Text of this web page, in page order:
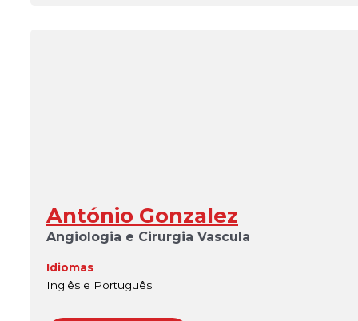
António Gonzalez
Angiologia e Cirurgia Vascula
Idiomas
Inglês e Português